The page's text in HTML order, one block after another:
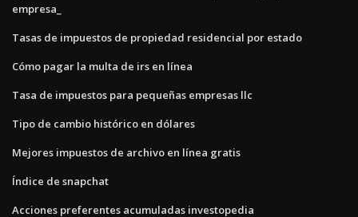
empresa_
Tasas de impuestos de propiedad residencial por estado
Cómo pagar la multa de irs en línea
Tasa de impuestos para pequeñas empresas llc
Tipo de cambio histórico en dólares
Mejores impuestos de archivo en línea gratis
Índice de snapchat
Acciones preferentes acumuladas investopedia